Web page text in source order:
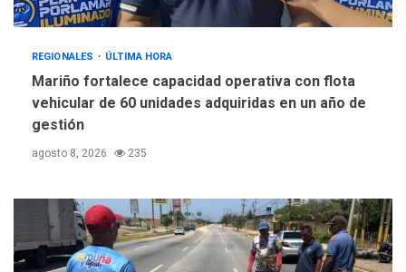
REGIONALES ÚLTIMA HORA
Mariño fortalece capacidad operativa con flota
vehicular de 60 unidades adquiridas en un año de
gestión
agosto 8, 2026 235